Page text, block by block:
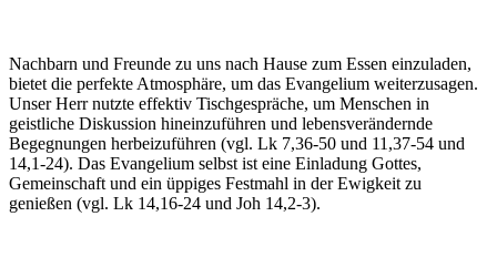
Nachbarn und Freunde zu uns nach Hause zum Essen einzuladen,
bietet die perfekte Atmosphäre, um das Evangelium weiterzusagen.
Unser Herr nutzte effektiv Tischgespräche, um Menschen in
geistliche Diskussion hineinzuführen und lebensverändernde
Begegnungen herbeizuführen (vgl. Lk 7,36-50 und 11,37-54 und
14,1-24). Das Evangelium selbst ist eine Einladung Gottes,
Gemeinschaft und ein üppiges Festmahl in der Ewigkeit zu
genießen (vgl. Lk 14,16-24 und Joh 14,2-3).